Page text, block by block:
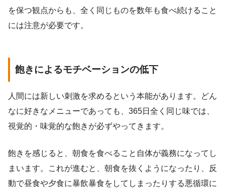
を保つ観点からも、全く同じものを数年も食べ続けること
には注意が必要です。
飽きによるモチベーションの低下
人間には新しい刺激を求めるという本能があります。どん
なに好きなメニューであっても、365日全く同じ味では、
視覚的・味覚的な飽きが必ずやってきます。
飽きを感じると、朝食を食べること自体が義務になってし
まいます。これが進むと、朝食を抜くようになったり、反
動で昼食や夕食に暴飲暴食をしてしまったりする悪循環に